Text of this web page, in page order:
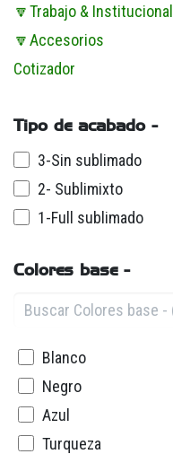
🔽Trabajo & Institucional
🔽Accesorios
Cotizador
Tipo de acabado -
3-Sin sublimado
2- Sublimixto
1-Full sublimado
Colores base -
Blanco
Negro
Azul
Turqueza